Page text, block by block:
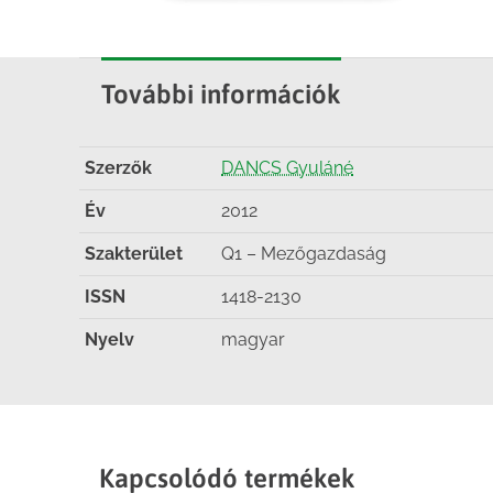
További információk
Szerzők DANCS Gyuláné
Év 2012
Szakterület Q1 – Mezőgazdaság
ISSN 1418-2130
Nyelv magyar
Kapcsolódó termékek